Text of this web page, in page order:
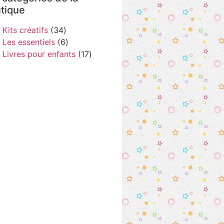
Kits créatifs 34
Les essentiels 6
Livres pour enfants 17